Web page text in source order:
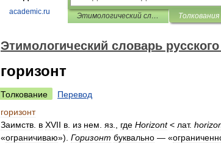
academic.ru Этимологический словарь русского языка Толкования
Этимологический словарь
горизонт
Толкование
Перевод
горизонт
Заимств в XVII в из нем яз где Horizont< лат.
«ограничиваю»). Горизонт буквально — «